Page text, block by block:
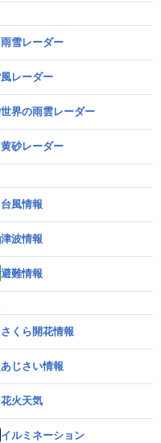
雨雪レーダー
風レーダー
世界の雨雲レーダー
黄砂レーダー
台風情報
津波情報
避難情報
さくら開花情報
あじさい情報
花火天気
イルミネーション